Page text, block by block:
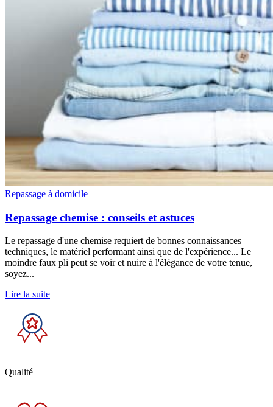
Repassage à domicile
Repassage chemise : conseils et astuces
Le repassage d'une chemise requiert de bonnes connaissances
techniques, le matériel performant ainsi que de l'expérience... Le
moindre faux pli peut se voir et nuire à l'élégance de votre tenue,
soyez...
Lire la suite
Qualité